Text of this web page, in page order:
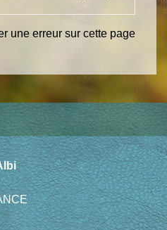
une erreur sur cette page